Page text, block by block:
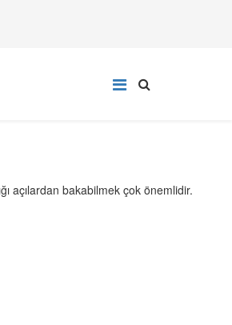
açılardan bakabilmek çok önemlidir.